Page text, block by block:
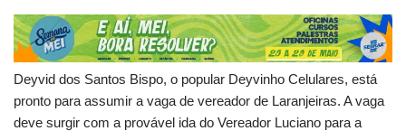
Deyvid dos Santos Bispo, o popular Deyvinho Celulares, está
pronto para assumir a vaga de vereador de Laranjeiras. A vaga
deve surgir com a provável ida do Vereador Luciano para a